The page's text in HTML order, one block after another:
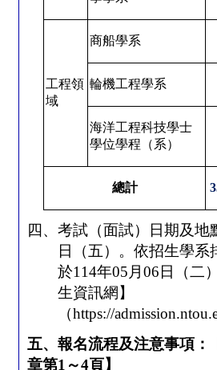
工程領
域
商船學系
輪機工程學系
海洋工程科技學士
學位學程（系）
總計
四、考試（面試）日期及地
日（五）。依招生學系
於114年05 月 06 日（二
生資訊網】
（https://
五、報名流程及注意事項：
章第1 ～4頁】